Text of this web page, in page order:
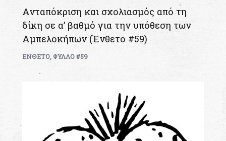
Ανταπόκριση και σχολιασμός από τη
δίκη σε α’ βαθμό για την υπόθεση των
Αμπελοκήπων (Ένθετο #59)
ΕΝΘΕΤΟ, ΦΥΛΛΟ #59